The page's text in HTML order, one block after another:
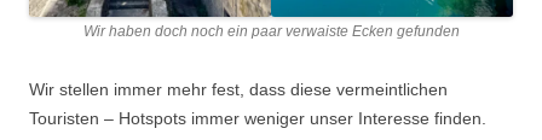
Wir haben doch noch ein paar verwaiste Ecken gefunden
Wir stellen immer mehr fest, dass diese vermeintlichen
Touristen – Hotspots immer weniger unser Interesse finden.